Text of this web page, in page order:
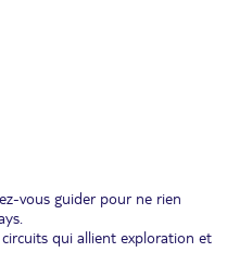
vous guider pour ne rien
circuits qui allient exploration et